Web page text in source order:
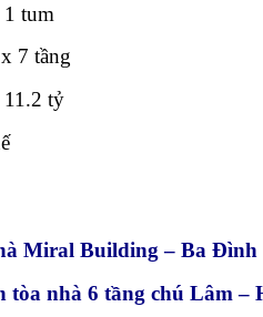
tum
7 tầng
11.2 tỷ
Miral Building – Ba Đình
tòa nhà 6 tầng chú Lâm –